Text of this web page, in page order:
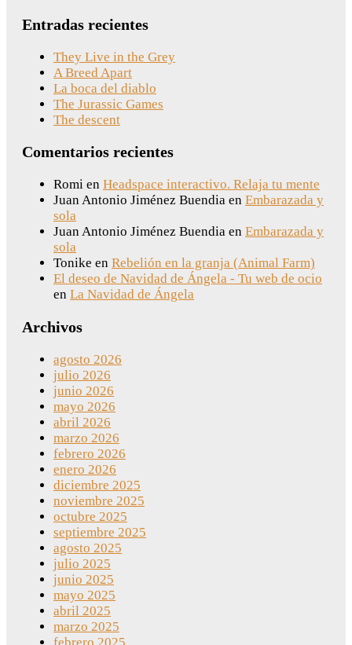
Entradas recientes
They Live in the Grey
A Breed Apart
La boca del diablo
The Jurassic Games
The descent
Comentarios recientes
Romi en Headspace interactivo. Relaja tu mente
Juan Antonio Jiménez Buendia en Embarazada y
sola
Juan Antonio Jiménez Buendia en Embarazada y
sola
Tonike en Rebelión en la granja (Animal Farm)
El deseo de Navidad de Ángela - Tu web de ocio
en La Navidad de Ángela
Archivos
agosto 2026
julio 2026
junio 2026
mayo 2026
abril 2026
marzo 2026
febrero 2026
enero 2026
diciembre 2025
noviembre 2025
octubre 2025
septiembre 2025
agosto 2025
julio 2025
junio 2025
mayo 2025
abril 2025
marzo 2025